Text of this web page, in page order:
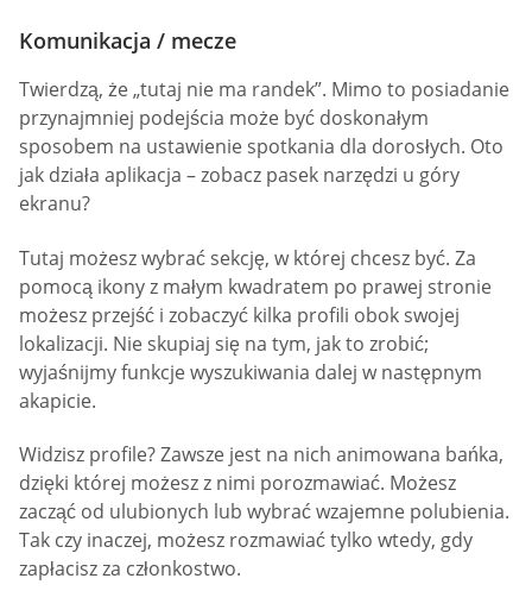
Komunikacja / mecze
Twierdzą, że „tutaj nie ma randek”. Mimo to posiadanie
przynajmniej podejścia może być doskonałym
sposobem na ustawienie spotkania dla dorosłych. Oto
jak działa aplikacja – zobacz pasek narzędzi u góry
ekranu?
Tutaj możesz wybrać sekcję, w której chcesz być. Za
pomocą ikony z małym kwadratem po prawej stronie
możesz przejść i zobaczyć kilka profili obok swojej
lokalizacji. Nie skupiaj się na tym, jak to zrobić;
wyjaśnijmy funkcje wyszukiwania dalej w następnym
akapicie.
Widzisz profile? Zawsze jest na nich animowana bańka,
dzięki której możesz z nimi porozmawiać. Możesz
zacząć od ulubionych lub wybrać wzajemne polubienia.
Tak czy inaczej, możesz rozmawiać tylko wtedy, gdy
zapłacisz za członkostwo.